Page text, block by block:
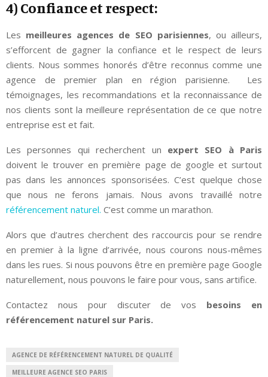
4) Confiance et respect:
Les meilleures agences de SEO parisiennes, ou ailleurs,
s’efforcent de gagner la confiance et le respect de leurs
clients. Nous sommes honorés d’être reconnus comme une
agence de premier plan en région parisienne. Les
témoignages, les recommandations et la reconnaissance de
nos clients sont la meilleure représentation de ce que notre
entreprise est et fait.
Les personnes qui recherchent un expert SEO à Paris
doivent le trouver en première page de google et surtout
pas dans les annonces sponsorisées. C’est quelque chose
que nous ne ferons jamais. Nous avons travaillé notre
référencement naturel. C’est comme un marathon.
Alors que d’autres cherchent des raccourcis pour se rendre
en premier à la ligne d’arrivée, nous courons nous-mêmes
dans les rues. Si nous pouvons être en première page Google
naturellement, nous pouvons le faire pour vous, sans artifice.
Contactez nous pour discuter de vos besoins en
référencement naturel sur Paris.
AGENCE DE RÉFÉRENCEMENT NATUREL DE QUALITÉ
MEILLEURE AGENCE SEO PARIS